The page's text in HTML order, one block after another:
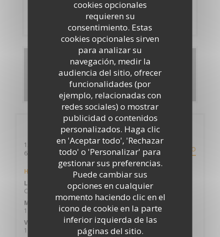
cookies opcionales
requieren su
consentimiento. Estas
cookies opcionales sirven
para analizar su
navegación, medir la
audiencia del sitio, ofrecer
funcionalidades (por
ejemplo, relacionadas con
redes sociales) o mostrar
publicidad o contenidos
personalizados. Haga clic
en 'Aceptar todo', 'Rechazar
todo' o 'Personalizar' para
gestionar sus preferencias.
Puede cambiar sus
opciones en cualquier
momento haciendo clic en el
icono de cookie en la parte
inferior izquierda de las
páginas del sitio.
RESERVAR UNA MESA
Carta
DESCUBRIR NUESTRA CARTA
Información general
12 BOULEVARD DESAIX
63000 CLERMONT FERRAND((abre en una nueva ventana))ITINERARIO
Horario de apertura
Lunes
Cerrado
Mar
11:30 - 14:00 • 18:30 - 21:30
Vie
11:30 - 14:00
18:30 - 22:00